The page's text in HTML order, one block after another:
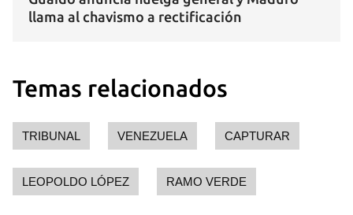
Guardar como favorito
Para poder guardar como favorito, primero has de
llama al chavismo a rectificación
Temas relacionados
TRIBUNAL VENEZUELA CAPTURAR
LEOPOLDO LÓPEZ RAMO VERDE